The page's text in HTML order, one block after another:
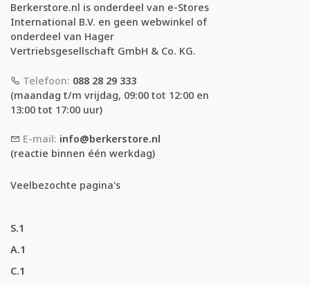
Berkerstore.nl is onderdeel van e-Stores
International B.V. en geen webwinkel of
onderdeel van Hager
Vertriebsgesellschaft GmbH & Co. KG.
Telefoon: 088 28 29 333
(maandag t/m vrijdag, 09:00 tot 12:00 en
13:00 tot 17:00 uur)
E-mail: info@berkerstore.nl
(reactie binnen één werkdag)
Veelbezochte pagina's
S.1
A.1
C.1